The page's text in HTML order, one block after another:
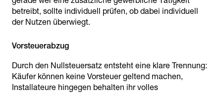
betreibt, sollte individuell prüfen, ob dabei individuell
der Nutzen überwiegt.
Durch den Nullsteuersatz entsteht eine klare Trennung:
Käufer können keine Vorsteuer geltend machen,
Installateure hingegen behalten ihr volles